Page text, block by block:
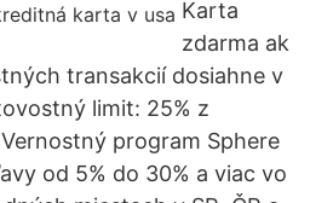
Karta
zdarma ak
transakcií dosiahne v
limit: 25% z
program Sphere
od 5% do 30% a viac vo